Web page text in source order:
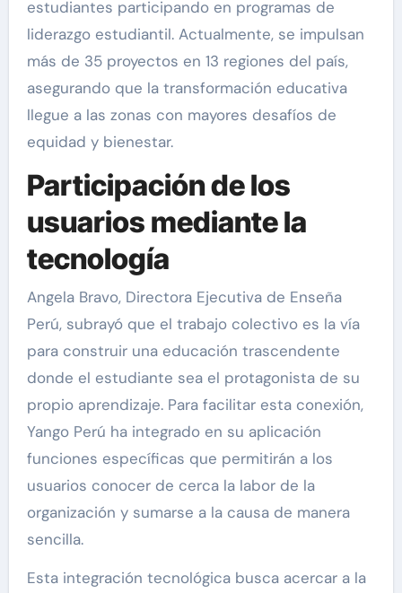
estudiantes participando en programas de
liderazgo estudiantil. Actualmente, se impulsan
más de 35 proyectos en 13 regiones del país,
asegurando que la transformación educativa
llegue a las zonas con mayores desafíos de
equidad y bienestar.
Participación de los
usuarios mediante la
tecnología
Angela Bravo, Directora Ejecutiva de Enseña
Perú, subrayó que el trabajo colectivo es la vía
para construir una educación trascendente
donde el estudiante sea el protagonista de su
propio aprendizaje. Para facilitar esta conexión,
Yango Perú ha integrado en su aplicación
funciones específicas que permitirán a los
usuarios conocer de cerca la labor de la
organización y sumarse a la causa de manera
sencilla.
Esta integración tecnológica busca acercar a la